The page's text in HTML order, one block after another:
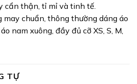
cẩn thận, tỉ mỉ và tinh tế.
may chuẩn, thông thường dáng áo
nam xuông, đầy đủ cỡ XS, S, M,
TỰ